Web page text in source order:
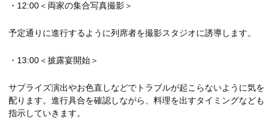
・12:00＜両家の集合写真撮影＞
予定通りに進行するように列席者を撮影スタジオに誘導します。
・13:00＜披露宴開始＞
サプライズ演出やお色直しなどでトラブルが起こらないように気を
配ります。進行具合を確認しながら、料理を出すタイミングなども
指示していきます。